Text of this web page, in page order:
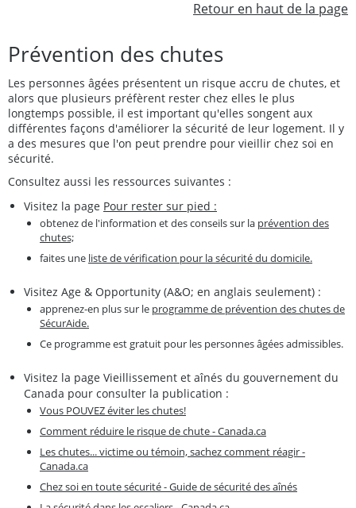
Retour en haut de la page
Prévention des chutes
Les personnes âgées présentent un risque accru de chutes, et
alors que plusieurs préfèrent rester chez elles le plus
longtemps possible, il est important qu'elles songent aux
différentes façons d'améliorer la sécurité de leur logement. Il y
a des mesures que l'on peut prendre pour vieillir chez soi en
sécurité.
Consultez aussi les ressources suivantes :
Visitez la page Pour rester sur pied :
obtenez de l'information et des conseils sur la prévention des
chutes;
faites une liste de vérification pour la sécurité du domicile.
Visitez Age & Opportunity (A&O; en anglais seulement) :
apprenez-en plus sur le programme de prévention des chutes de
SécurAide.
Ce programme est gratuit pour les personnes âgées admissibles.
Visitez la page Vieillissement et aînés du gouvernement du
Canada pour consulter la publication :
Vous POUVEZ éviter les chutes!
Comment réduire le risque de chute - Canada.ca
Les chutes... victime ou témoin, sachez comment réagir -
Canada.ca
Chez soi en toute sécurité - Guide de sécurité des aînés